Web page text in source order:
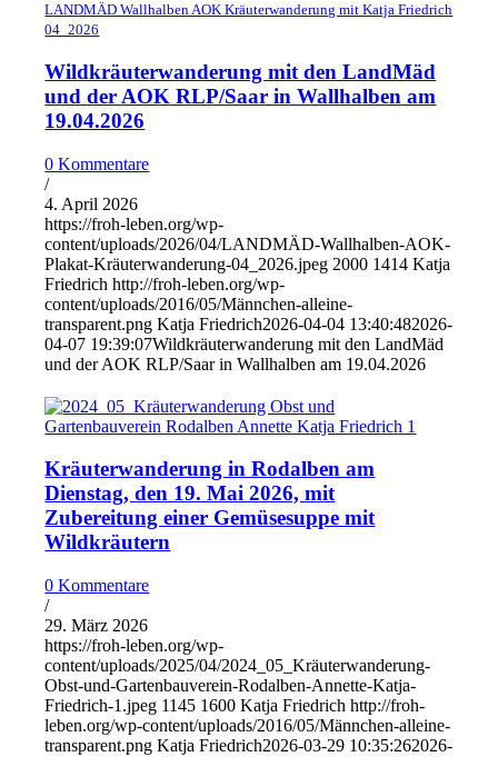
LANDMÄD Wallhalben AOK Kräuterwanderung mit Katja Friedrich
04_2026
Wildkräuterwanderung mit den LandMäd
und der AOK RLP/Saar in Wallhalben am
19.04.2026
0 Kommentare
/
4. April 2026
https://froh-leben.org/wp-
content/uploads/2026/04/LANDMÄD-Wallhalben-AOK-
Plakat-Kräuterwanderung-04_2026.jpeg 2000 1414 Katja
Friedrich http://froh-leben.org/wp-
content/uploads/2016/05/Männchen-alleine-
transparent.png Katja Friedrich2026-04-04 13:40:482026-
04-07 19:39:07Wildkräuterwanderung mit den LandMäd
und der AOK RLP/Saar in Wallhalben am 19.04.2026
Kräuterwanderung in Rodalben am
Dienstag, den 19. Mai 2026, mit
Zubereitung einer Gemüsesuppe mit
Wildkräutern
0 Kommentare
/
29. März 2026
https://froh-leben.org/wp-
content/uploads/2025/04/2024_05_Kräuterwanderung-
Obst-und-Gartenbauverein-Rodalben-Annette-Katja-
Friedrich-1.jpeg 1145 1600 Katja Friedrich http://froh-
leben.org/wp-content/uploads/2016/05/Männchen-alleine-
transparent.png Katja Friedrich2026-03-29 10:35:262026-